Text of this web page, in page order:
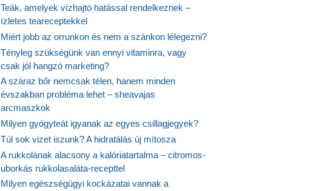
Teák, amelyek vízhajtó hatással rendelkeznek –
ízletes teareceptekkel
Miért jobb az orrunkon és nem a szánkon lélegezni?
Tényleg szükségünk van ennyi vitaminra, vagy
csak jól hangzó marketing?
A száraz bőr nemcsak télen, hanem minden
évszakban probléma lehet – sheavajas
arcmaszkok
Milyen gyógyteát igyanak az egyes csillagjegyek?
Túl sok vizet iszunk? A hidratálás új mítosza
A rukkolának alacsony a kalóriatartalma – citromos-
uborkás rukkolasaláta-recepttel
Milyen egészségügyi kockázatai vannak a